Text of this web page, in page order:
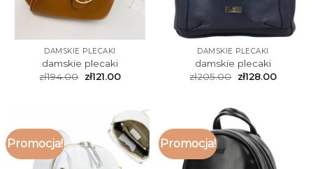
DAMSKIE PLECAKI
damskie plecaki
zł194.00 zł121.00
DAMSKIE PLECAKI
damskie plecaki
zł205.00 zł128.00
Promocja! Promocja!